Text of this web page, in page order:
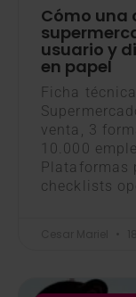
Cómo una
usuario y
en papel
Ficha
venta, 3
10.000
Plataformas
checklists